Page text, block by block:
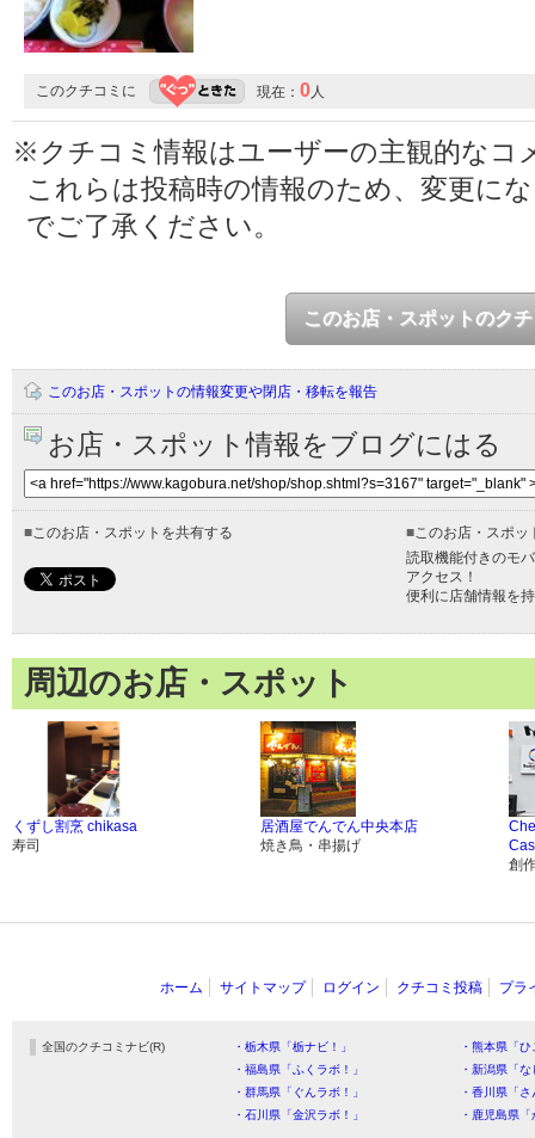
このクチコミに 現在： 0人
※クチコミ情報はユーザーの主観的なコ
これらは投稿時の情報のため、変更に
でご了承ください。
このお店・スポットのク
このお店・スポットの情報変更や閉店・移転を報告
お店・スポット情報をブログにはる
■このお店・スポットを共有する ■このお店・スポッ
読取機能付きのモ
アクセス！
便利に店舗情報を
周辺のお店・スポット
くずし割烹 chikasa
寿司
居酒屋でんでん中央本店
焼き鳥・串揚げ
創
ホーム サイトマップ ログイン クチコミ投稿 プラ
全国のクチコミナビ(R) ・栃木県「栃ナビ！」
・熊本県「
・福島県「ふくラボ！」
・新潟県「
・群馬県「ぐんラボ！」
・香川県「
・石川県「金沢ラボ！」
・鹿児島県